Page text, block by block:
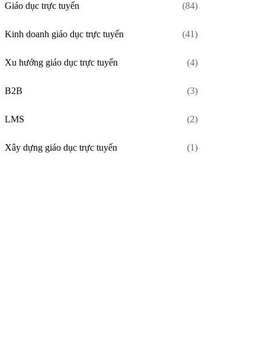
Giáo dục trực tuyến (84)
Kinh doanh giáo dục trực tuyến (41)
Xu hướng giáo dục trực tuyến (4)
B2B (3)
LMS (2)
Xây dựng giáo dục trực tuyến (1)